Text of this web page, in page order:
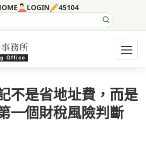
LOGIN 45104
開啟
不是省地址費，而是
一個財稅風險判斷